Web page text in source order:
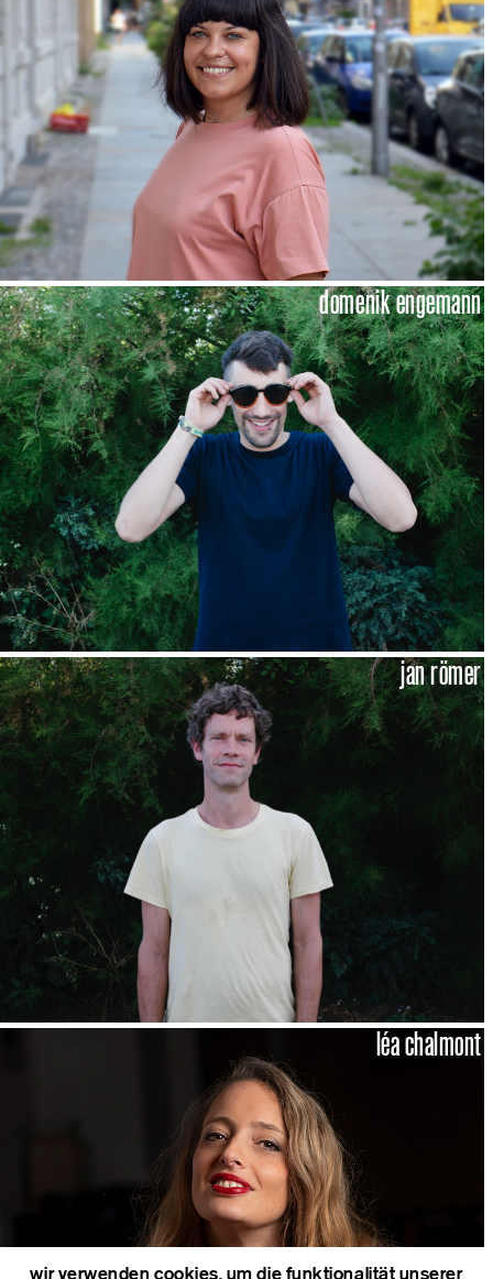
domenik engemann
jan römer
léa chalmont
wir verwenden cookies, um die funktionalität unserer